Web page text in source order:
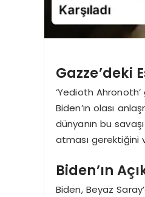
Gazze’deki
‘Yedioth
Biden’ın olası
dünyanın bu
atması gerektiğini
Biden’ın
Biden, Beyaz